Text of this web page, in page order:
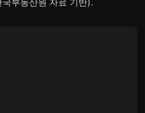
부동산원 자료 기반).